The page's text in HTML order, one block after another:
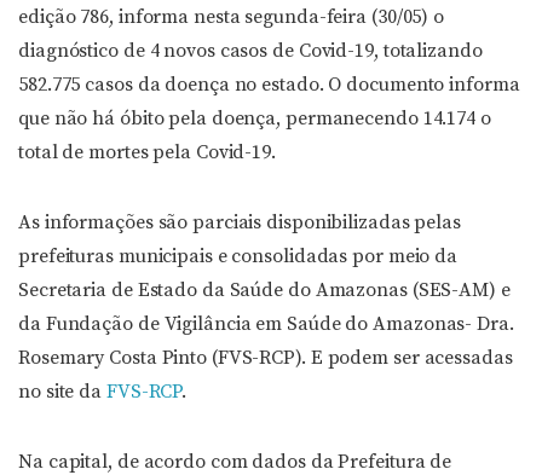
edição 786, informa nesta segunda-feira (30/05) o
diagnóstico de 4 novos casos de Covid-19, totalizando
582.775 casos da doença no estado. O documento informa
que não há óbito pela doença, permanecendo 14.174 o
total de mortes pela Covid-19.
As informações são parciais disponibilizadas pelas
prefeituras municipais e consolidadas por meio da
Secretaria de Estado da Saúde do Amazonas (SES-AM) e
da Fundação de Vigilância em Saúde do Amazonas- Dra.
Rosemary Costa Pinto (FVS-RCP). E podem ser acessadas
no site da FVS-RCP.
Na capital, de acordo com dados da Prefeitura de